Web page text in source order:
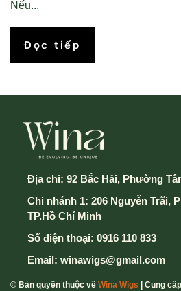
Nếu...
Đọc tiếp
Địa chỉ: 92 Bắc Hải, Phường
Chi nhánh 1: 206 Nguyễn Trãi,
TP.Hồ Chí Minh
Số điện thoại: 0916 110 833
Email: winawigs@gmail.com
© Bản quyền thuộc về Wina Wigs | Cung